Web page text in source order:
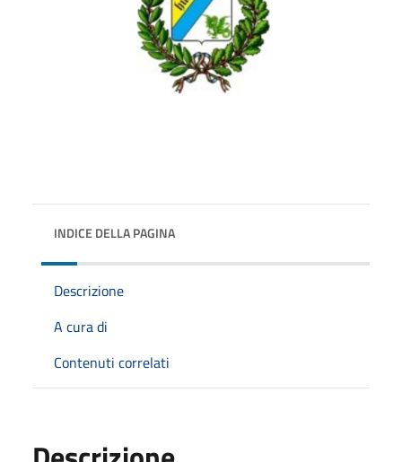
INDICE DELLA PAGINA
Descrizione
A cura di
Contenuti correlati